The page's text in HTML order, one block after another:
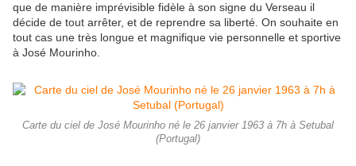
que de manière imprévisible fidèle à son signe du Verseau il
décide de tout arrêter, et de reprendre sa liberté. On souhaite en
tout cas une très longue et magnifique vie personnelle et sportive
à José Mourinho.
Carte du ciel de José Mourinho né le 26 janvier 1963 à 7h à Setubal
(Portugal)